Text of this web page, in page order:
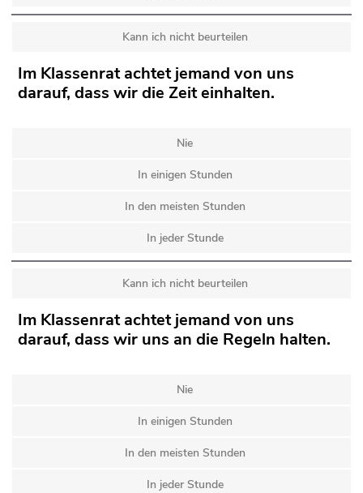
Kann ich nicht beurteilen
Im Klassenrat achtet jemand von uns
darauf, dass wir die Zeit einhalten.
Nie
In einigen Stunden
In den meisten Stunden
In jeder Stunde
Kann ich nicht beurteilen
Im Klassenrat achtet jemand von uns
darauf, dass wir uns an die Regeln halten.
Nie
In einigen Stunden
In den meisten Stunden
In jeder Stunde